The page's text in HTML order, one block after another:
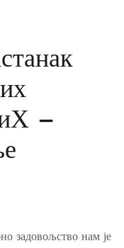
–
задовољство нам је